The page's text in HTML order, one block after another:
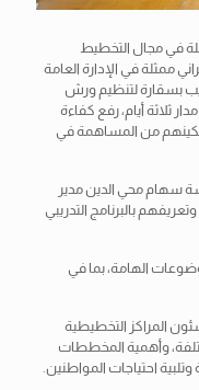
في مجال التخطيط
ممثلة في الإدارة العامة
بسقارة لتنظيم ورش
أيام، رفع كفاءة
من المساهمة في
سهام محي الدين مدير
بالبرنامج التدريبي
الهامة، بما في
المراكز التخطيطية
وأهمية المخططات
وتلبية احتياجات المواطنين.